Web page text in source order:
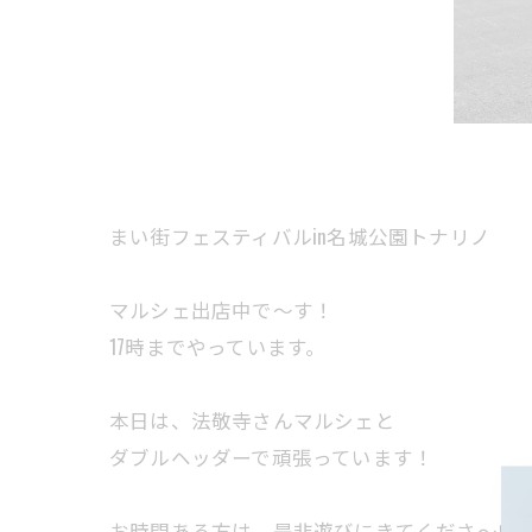
まい街フェスティバルin名城公園トナリノ
マルシェ出店中で～す！
17時までやっています。
本日は、法敬寺さんマルシェと
ダブルヘッダーで頑張っています！